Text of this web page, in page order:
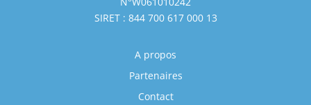
SIRET : 844 700 617 000 13
A propos
Partenaires
Contact